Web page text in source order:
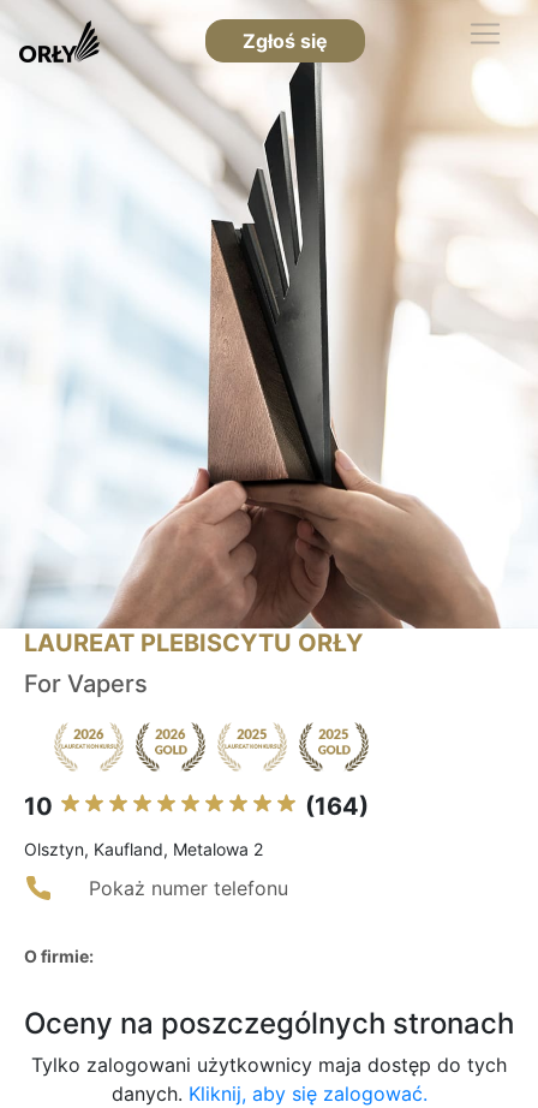
Zgłoś się
LAUREAT PLEBISCYTU ORŁY
For Vapers
10 (164)
Olsztyn, Kaufland, Metalowa 2
Pokaż numer telefonu
O firmie:
Oceny na poszczególnych stronach
Tylko zalogowani użytkownicy maja dostęp do tych
danych. Kliknij, aby się zalogować.